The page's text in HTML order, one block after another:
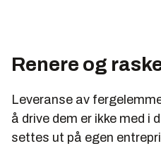
Renere og
Leveranse av
å drive dem er ikke med i
settes ut på egen